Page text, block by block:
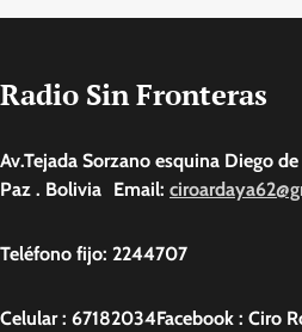
Radio Sin Fronteras
Av.Tejada Sorzano esquina Diego
Paz . Bolivia Email:
Teléfono fijo: 2244707
Celular : 67182034Facebook : Ciro